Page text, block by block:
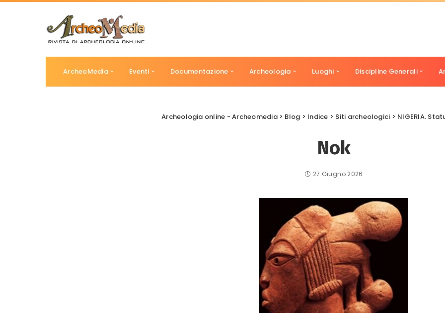
ArcheoMedia Eventi Documentazione Archeologia Luoghi Discipline Generali
Archeologia online - Archeomedia> Blog > Indice > Siti archeologici > NIGERIA.
Nok
27 Giugno 2026